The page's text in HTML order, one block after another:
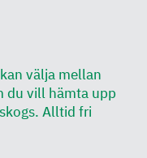
välja mellan
du vill hämta upp
Alltid fri